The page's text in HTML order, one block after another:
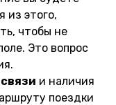
из этого,
чтобы не
Это вопрос
и наличия
поездки